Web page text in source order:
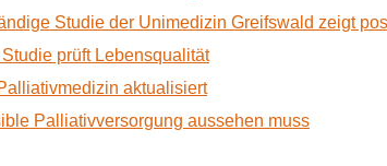
Studie der Unimedizin Greifswald zeigt
prüft Lebensqualität
aktualisiert
Palliativversorgung aussehen muss